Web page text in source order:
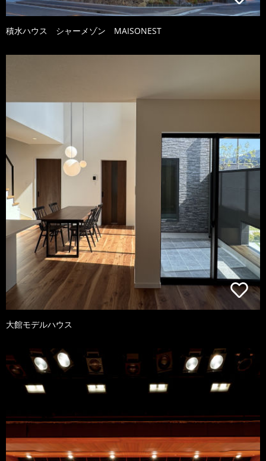
積水ハウス シャーメゾン MAISONEST
大館モデルハウス